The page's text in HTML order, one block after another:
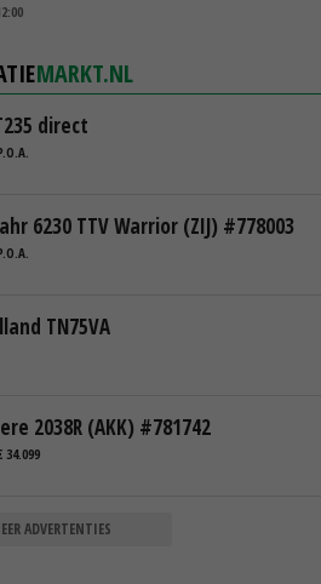
MARKT.NL
direct
6230 TTV Warrior (ZIJ) #778003
TN75VA
2038R (AKK) #781742
34.099
ADVERTENTIES